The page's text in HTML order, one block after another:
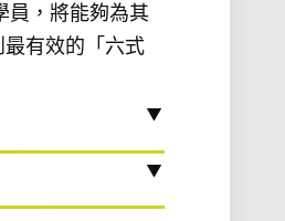
員，將能夠為其
有效的「六式